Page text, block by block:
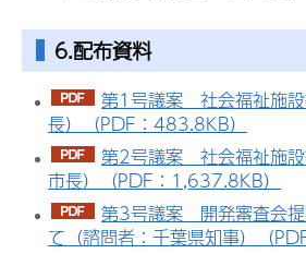
6.配布資料
第1号議案 社会福祉施
長）（PDF：483.8KB）
第2号議案 社会福祉施
市長）（PDF：1,637.8KB）
第3号議案 開発審査会
て（諮問者：千葉県知事）（